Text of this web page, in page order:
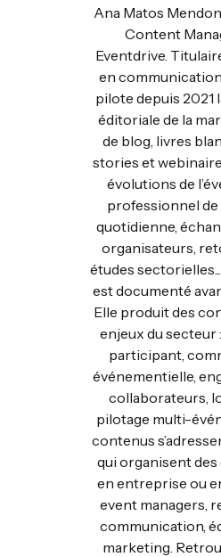
Ana Matos
Content
Eventdrive.
en
pilote depuis 2021
éditoriale de la
de blog, livres
stories et
évolutions de
professionnel de
quotidienne,
organisateurs,
études
est documenté
Elle produit des
enjeux du secteur
participant,
événementielle,
collaborateurs,
pilotage multi-
contenus
qui organisent
en entreprise ou
event managers,
communication,
marketing.